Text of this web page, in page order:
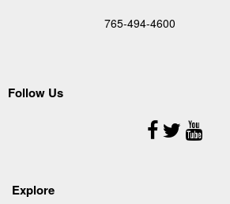
765-494-4600
Follow Us
Follow
Us
Explore